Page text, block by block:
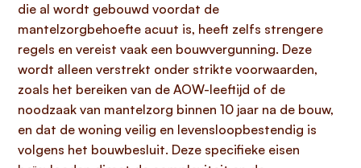
die al wordt gebouwd voordat de
mantelzorgbehoefte acuut is, heeft zelfs strengere
regels en vereist vaak een bouwvergunning. Deze
wordt alleen verstrekt onder strikte voorwaarden,
zoals het bereiken van de AOW-leeftijd of de
noodzaak van mantelzorg binnen 10 jaar na de bouw,
en dat de woning veilig en levensloopbestendig is
volgens het bouwbesluit. Deze specifieke eisen